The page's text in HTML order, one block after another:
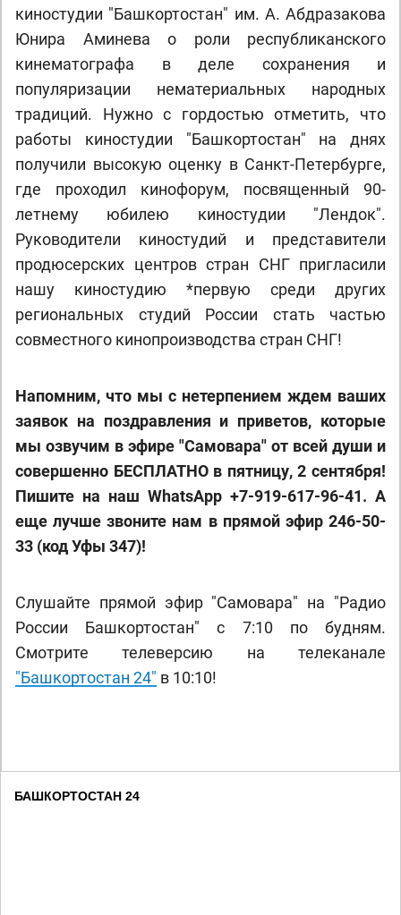
киностудии "Башкортостан" им. А. Абдразакова
Юнира Аминева о роли республиканского
кинематографа в деле сохранения и
популяризации нематериальных народных
традиций. Нужно с гордостью отметить, что
работы киностудии "Башкортостан" на днях
получили высокую оценку в Санкт-Петербурге,
где проходил кинофорум, посвященный 90-
летнему юбилею киностудии "Лендок".
Руководители киностудий и представители
продюсерских центров стран СНГ пригласили
нашу киностудию *первую среди других
региональных студий России стать частью
совместного кинопроизводства стран СНГ!
Напомним, что мы с нетерпением ждем ваших
заявок на поздравления и приветов, которые
мы озвучим в эфире "Самовара" от всей души и
совершенно БЕСПЛАТНО в пятницу, 2 сентября!
Пишите на наш WhatsApp +7-919-617-96-41. А
еще лучше звоните нам в прямой эфир 246-50-
33 (код Уфы 347)!
Слушайте прямой эфир "Самовара" на "Радио
России Башкортостан" с 7:10 по будням.
Смотрите телеверсию на телеканале
"Башкортостан 24" в 10:10!
БАШКОРТОСТАН 24